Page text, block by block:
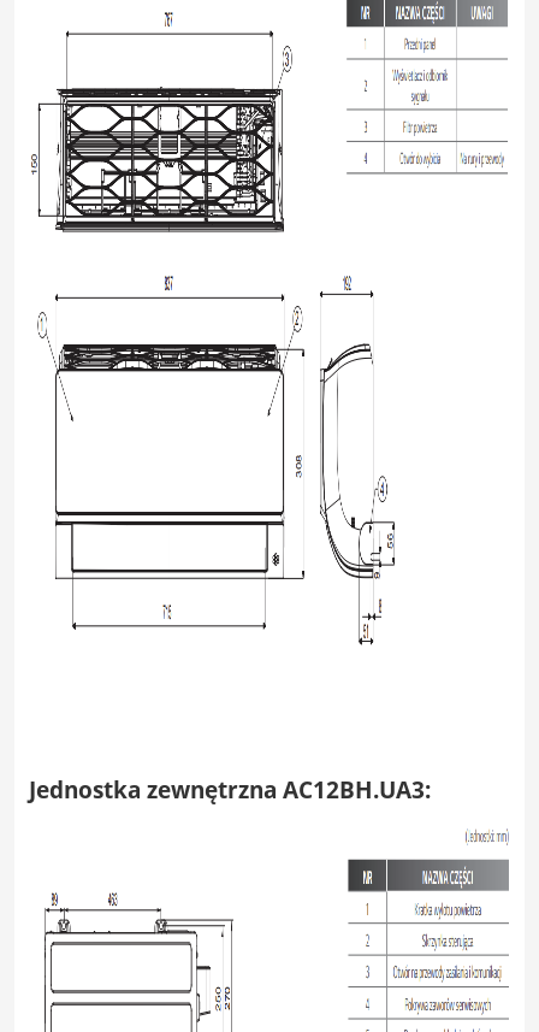
Jednostka zewnętrzna AC12BH.UA3: